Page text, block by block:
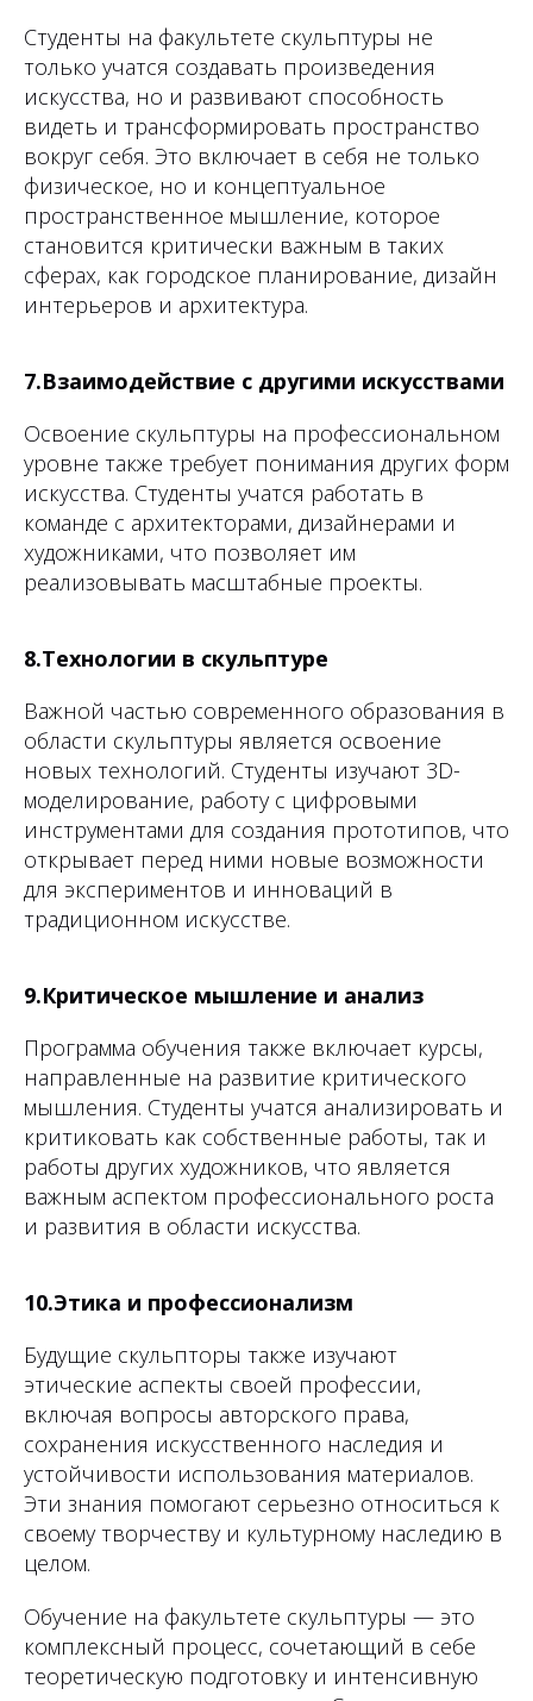
Студенты на факультете скульптуры не
только учатся создавать произведения
искусства, но и развивают способность
видеть и трансформировать пространство
вокруг себя. Это включает в себя не только
физическое, но и концептуальное
пространственное мышление, которое
становится критически важным в таких
сферах, как городское планирование, дизайн
интерьеров и архитектура.
7.Взаимодействие с другими искусствами
Освоение скульптуры на профессиональном
уровне также требует понимания других форм
искусства. Студенты учатся работать в
команде с архитекторами, дизайнерами и
художниками, что позволяет им
реализовывать масштабные проекты.
8.Технологии в скульптуре
Важной частью современного образования в
области скульптуры является освоение
новых технологий. Студенты изучают 3D-
моделирование, работу с цифровыми
инструментами для создания прототипов, что
открывает перед ними новые возможности
для экспериментов и инноваций в
традиционном искусстве.
9.Критическое мышление и анализ
Программа обучения также включает курсы,
направленные на развитие критического
мышления. Студенты учатся анализировать и
критиковать как собственные работы, так и
работы других художников, что является
важным аспектом профессионального роста
и развития в области искусства.
10.Этика и профессионализм
Будущие скульпторы также изучают
этические аспекты своей профессии,
включая вопросы авторского права,
сохранения искусственного наследия и
устойчивости использования материалов.
Эти знания помогают серьезно относиться к
своему творчеству и культурному наследию в
целом.
Обучение на факультете скульптуры — это
комплексный процесс, сочетающий в себе
теоретическую подготовку и интенсивную